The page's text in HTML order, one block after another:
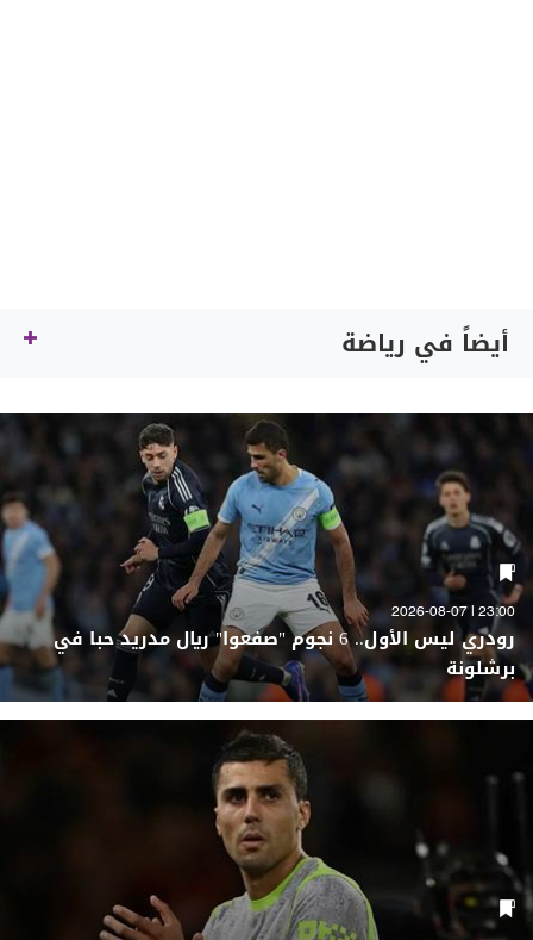
أيضاً في رياضة
23:00 | 2026-08-07
رودري ليس الأول.. 6 نجوم "صفعوا" ريال مدريد حبا في
برشلونة